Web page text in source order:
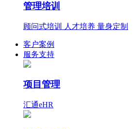
管理培训
顾问式培训 人才培养 量身定制
客户案例
服务支持
项目管理
汇通eHR